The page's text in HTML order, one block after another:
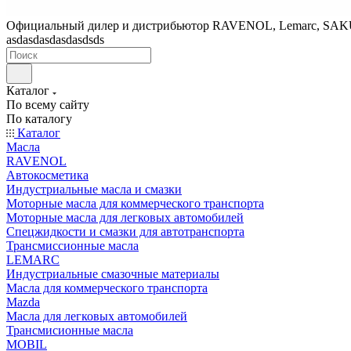
Официальный дилер и дистрибьютор RAVENOL, Lemarc,
asdasdasdasdasdsds
Каталог
По всему сайту
По каталогу
Каталог
Масла
RAVENOL
Автокосметика
Индустриальные масла и смазки
Моторные масла для коммерческого транспорта
Моторные масла для легковых автомобилей
Спецжидкости и смазки для автотранспорта
Трансмиссионные масла
LEMARC
Индустриальные смазочные материалы
Масла для коммерческого транспорта
Mazda
Масла для легковых автомобилей
Трансмисионные масла
MOBIL